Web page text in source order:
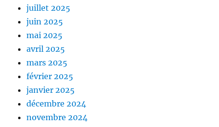
juillet 2025
juin 2025
mai 2025
avril 2025
mars 2025
février 2025
janvier 2025
décembre 2024
novembre 2024